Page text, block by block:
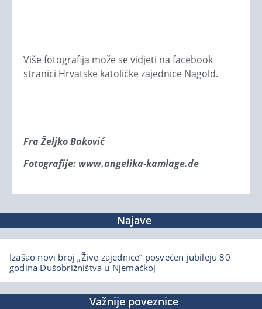
Više fotografija može se vidjeti na facebook
stranici Hrvatske katoličke zajednice Nagold.
Fra Željko Baković
Fotografije: www.angelika-kamlage.de
Najave
Izašao novi broj „Žive zajednice“ posvećen jubileju 80
godina Dušobrižništva u Njemačkoj
Važnije poveznice